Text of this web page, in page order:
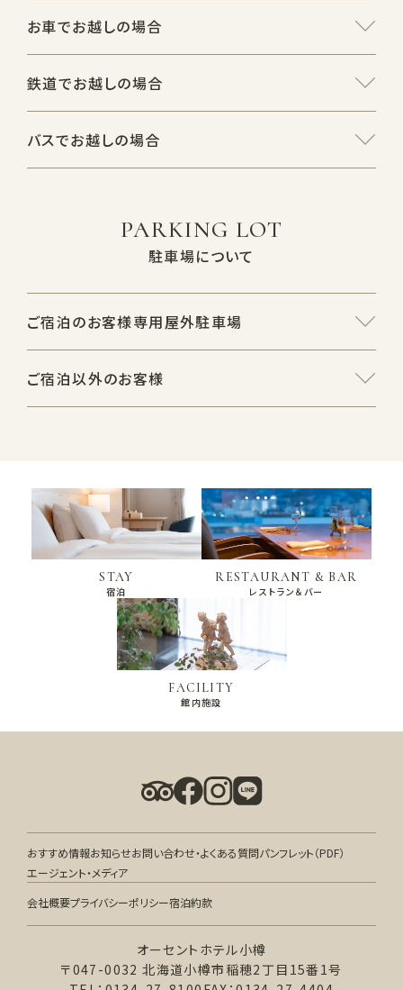
お車でお越しの場合
鉄道でお越しの場合
バスでお越しの場合
PARKING LOT
駐車場について
ご宿泊のお客様専用屋外駐車場
ご宿泊以外のお客様
STAY
宿泊
RESTAURANT & BAR
レストラン＆バー
FACILITY
館内施設
おすすめ情報お知らせお問い合わせ・よくある質問パンフレット（PDF）
エージェント・メディア
会社概要プライバシーポリシー宿泊約款
オーセントホテル小樽
〒047-0032 北海道小樽市稲穂2丁目15番1号